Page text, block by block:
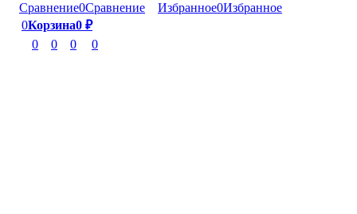
Сравнение0Сравнение Избранное0Избранное
0Корзина0 ₽
0
0 0 0